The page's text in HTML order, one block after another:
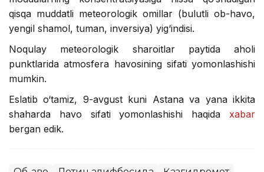
qisqa muddatli meteorologik omillar (bulutli ob-havo,
yengil shamol, tuman, inversiya) yig‘indisi.
Noqulay meteorologik sharoitlar paytida aholi
punktlarida atmosfera havosining sifati yomonlashishi
mumkin.
Eslatib o‘tamiz, 9-avgust kuni Astana va yana ikkita
shaharda havo sifati yomonlashishi haqida xabar
bergan edik.